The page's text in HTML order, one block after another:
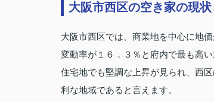
大阪市西区の空き家の現
大阪市西区では、商業地を中心に地
変動率が１６．３％と府内で最も高
住宅地でも堅調な上昇が見られ、西
利な地域であると言えます。